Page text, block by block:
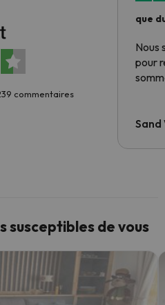
commentaires
que
Nous
pour
Sand
susceptibles de vous